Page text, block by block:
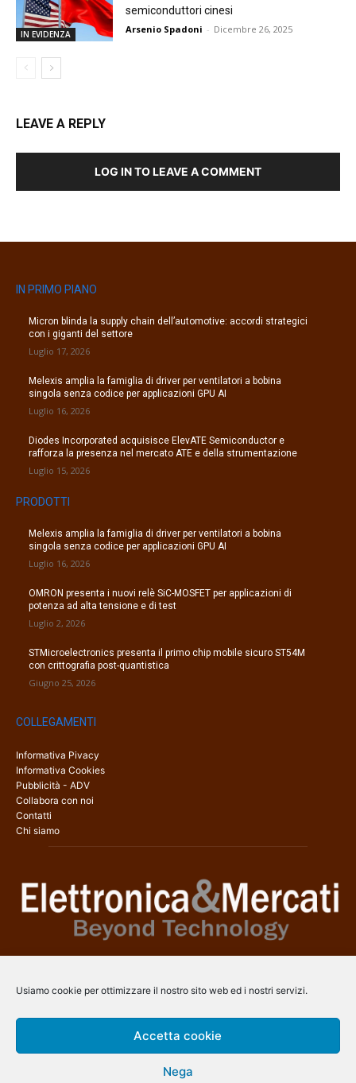
Usiamo cookie per ottimizzare il nostro sito web ed i nostri servizi.
Accetta cookie
Nega
IN EVIDENZA
semiconduttori cinesi
Arsenio Spadoni - Dicembre 26, 2025
LEAVE A REPLY
LOG IN TO LEAVE A COMMENT
IN PRIMO PIANO
Micron blinda la supply chain dell’automotive: accordi strategici
con i giganti del settore
Luglio 17, 2026
Melexis amplia la famiglia di driver per ventilatori a bobina
singola senza codice per applicazioni GPU AI
Luglio 16, 2026
Diodes Incorporated acquisisce ElevATE Semiconductor e
rafforza la presenza nel mercato ATE e della strumentazione
Luglio 15, 2026
PRODOTTI
Melexis amplia la famiglia di driver per ventilatori a bobina
singola senza codice per applicazioni GPU AI
Luglio 16, 2026
OMRON presenta i nuovi relè SiC-MOSFET per applicazioni di
potenza ad alta tensione e di test
Luglio 2, 2026
STMicroelectronics presenta il primo chip mobile sicuro ST54M
con crittografia post-quantistica
Giugno 25, 2026
COLLEGAMENTI
Informativa Pivacy
Informativa Cookies
Pubblicità - ADV
Collabora con noi
Contatti
Chi siamo
una copertura a 360° che coinvolge tecnologie, prodotti, mercati e
info@arscommunication.it